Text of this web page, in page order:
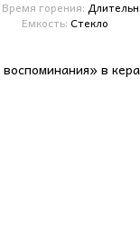
Время горения
Емкость Стекло